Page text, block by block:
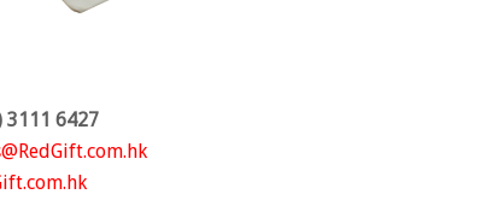
3111 6427